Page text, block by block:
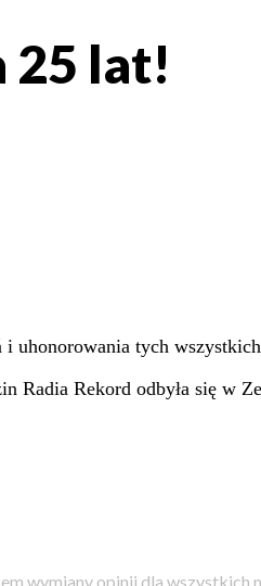
25 lat!
uhonorowania tych
Rekord odbyła się w
wymiany opinii dla wszystkich